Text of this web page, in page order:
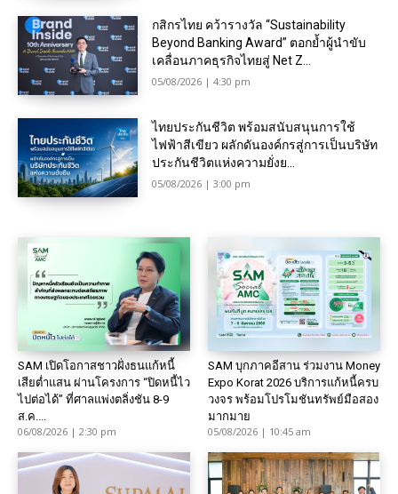
กสิกรไทย คว้ารางวัล “Sustainability
Beyond Banking Award” ตอกย้ำผู้นำขับ
เคลื่อนภาคธุรกิจไทยสู่ Net Z...
05/08/2026 | 4:30 pm
ไทยประกันชีวิต พร้อมสนับสนุนการใช้
ไฟฟ้าสีเขียว ผลักดันองค์กรสู่การเป็นบริษัท
ประกันชีวิตแห่งความยั่งย...
05/08/2026 | 3:00 pm
SAM เปิดโอกาสชาวฝั่งธนแก้หนี้
เสียต่ำแสน ผ่านโครงการ “ปิดหนี้ไว
ไปต่อได้” ที่ศาลแพ่งตลิ่งชัน 8-9
ส.ค....
06/08/2026 | 2:30 pm
SAM บุกภาคอีสาน ร่วมงาน Money
Expo Korat 2026 บริการแก้หนี้ครบ
วงจร พร้อมโปรโมชันทรัพย์มือสอง
มากมาย
05/08/2026 | 10:45 am